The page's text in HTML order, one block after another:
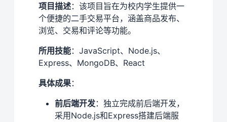
项目描述：该项目旨在为校内学生提供一
个便捷的二手交易平台，涵盖商品发布、
浏览、交易和评论等功能。
所用技能：JavaScript、Node.js、
Express、MongoDB、React
具体成果：
前后端开发：独立完成前后端开发，
采用Node.js和Express搭建后端服